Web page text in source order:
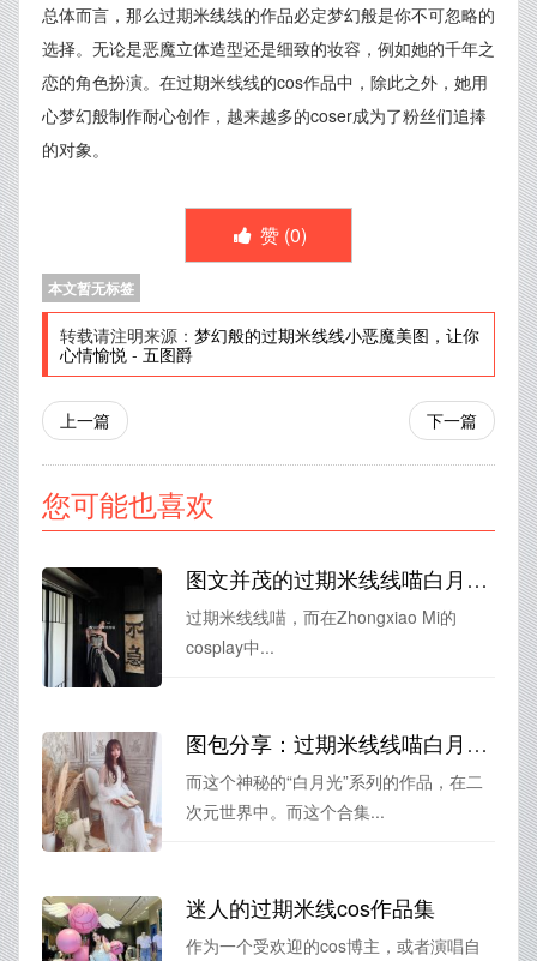
总体而言，那么过期米线线的作品必定梦幻般是你不可忽略的
选择。无论是恶魔立体造型还是细致的妆容，例如她的千年之
恋的角色扮演。在过期米线线的cos作品中，除此之外，她用
心梦幻般制作耐心创作，越来越多的coser成为了粉丝们追捧
的对象。
赞 (0)
本文暂无标签
转载请注明来源： 梦幻般的过期米线线小恶魔美图，让你
心情愉悦 - 五图爵
上一篇 下一篇
您可能也喜欢
图文并茂的过期米线线喵白月光cos图集，欣赏一览独特风采
过期米线线喵，而在Zhongxiao Mi的
cosplay中...
图包分享：过期米线线喵白月光无删减免费cos合集，源自第一手原图
而这个神秘的“白月光”系列的作品，在二
次元世界中。而这个合集...
迷人的过期米线cos作品集
作为一个受欢迎的cos博主，或者演唱自